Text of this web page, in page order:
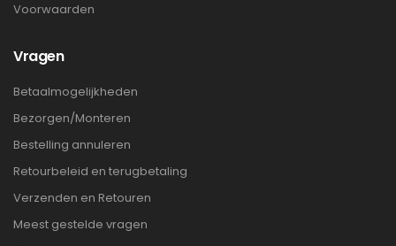
Voorwaarden
Vragen
Betaalmogelijkheden
Bezorgen/Monteren
Bestelling annuleren
Retourbeleid en terugbetaling
Verzenden en Retouren
Meest gestelde vragen